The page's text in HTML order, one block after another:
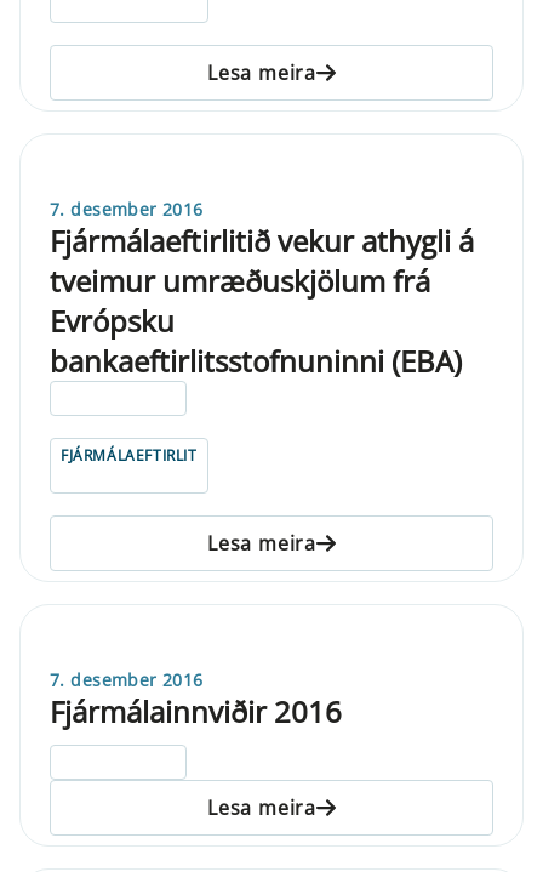
Lesa meira
7. desember 2016
Fjármálaeftirlitið vekur athygli á
tveimur umræðuskjölum frá
Evrópsku
bankaeftirlitsstofnuninni (EBA)
FJÁRMÁLAEFTIRLIT
Lesa meira
7. desember 2016
Fjármálainnviðir 2016
Lesa meira